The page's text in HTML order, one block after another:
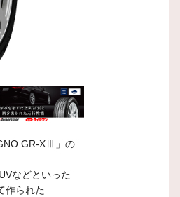
GR-XⅢ」の
などといった
作られた